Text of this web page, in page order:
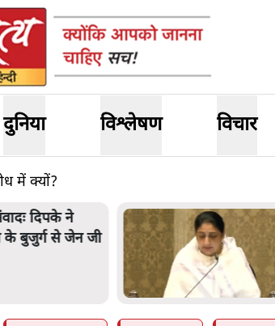
दुनिया विश्लेषण विचार
में क्यों?
दिपके ने
बुजुर्ग से जेन जी